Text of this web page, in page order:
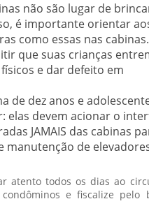
não são lugar de
é importante orientar
como essas nas cabinas.
que suas crianças
e dar defeito em
de dez anos e
elas devem acionar o
JAMAIS das cabinas
manutenção de
atento todos os dias ao
e fiscalize pelo